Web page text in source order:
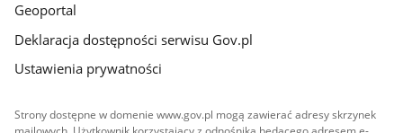
Geoportal
Deklaracja dostępności serwisu Gov.pl
Ustawienia prywatności
Strony dostępne w domenie www.gov.pl mogą zawierać adresy skrzynek